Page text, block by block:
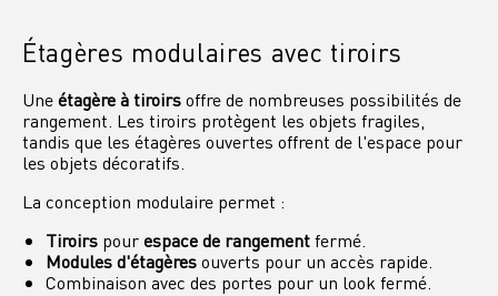
Étagères modulaires avec tiroirs
Uneétagère à tiroirsoffre de nombreuses possibilités de
rangement. Les tiroirs protègent les objets fragiles,
tandis que les étagères ouvertes offrent de l'espace pour
les objets décoratifs.
La conception modulaire permet :
Tiroirs pourespace de rangementfermé.
Modules d'étagèresouverts pour un accès rapide.
Combinaison avec des portes pour un look fermé.